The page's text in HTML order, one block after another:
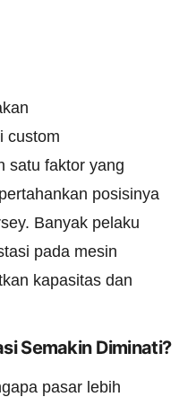
custom
satu faktor yang
posisinya
Banyak pelaku
pada mesin
kapasitas dan
Semakin Diminati?
pasar lebih